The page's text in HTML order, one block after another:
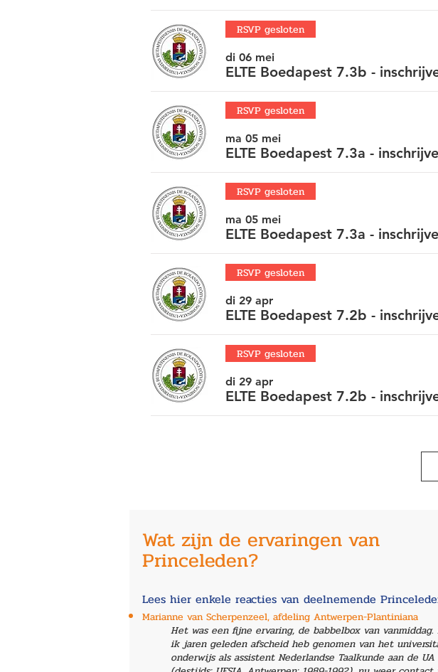
RSVP gesloten
di 06 mei
ELTE Boedapest 7.3b -
RSVP gesloten
ma 05 mei
ELTE Boedapest 7.3a -
RSVP gesloten
ma 05 mei
ELTE Boedapest 7.3a -
RSVP gesloten
di 29 apr
ELTE Boedapest 7.2b -
RSVP gesloten
di 29 apr
ELTE Boedapest 7.2b -
Wat zijn de ervaringen van
Princeleden?
Lees hier enkele reacties van deelnemende
Marianne van Scherpenzeel, afdeling Antwerpen-Plantiniana
Het was een fijne ervaring, de babbelbox van vanmiddag.
ik jaren geleden afscheid heb genomen van het
onderwijs als assistent Nederlandse Taalkunde aan de UA